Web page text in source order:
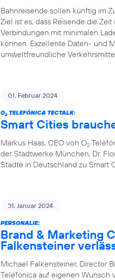
Bahnreisende sollen künftig im
Ziel ist es, dass Reisende die
Verbindungen mit minimalen
können. Exzellente Daten- und
umweltfreundliche
01. Februar 2024
O2 TELEFÓNICA TECTALK:
Smart Cities
Markus Haas, CEO von O2
der Stadtwerke München, Dr.
Städte in Deutschland zu Smart
31. Januar 2024
PERSONALIE:
Brand & Marketing
Falkensteiner
Michael Falkensteiner, Director
Telefonica auf eigenen Wunsch